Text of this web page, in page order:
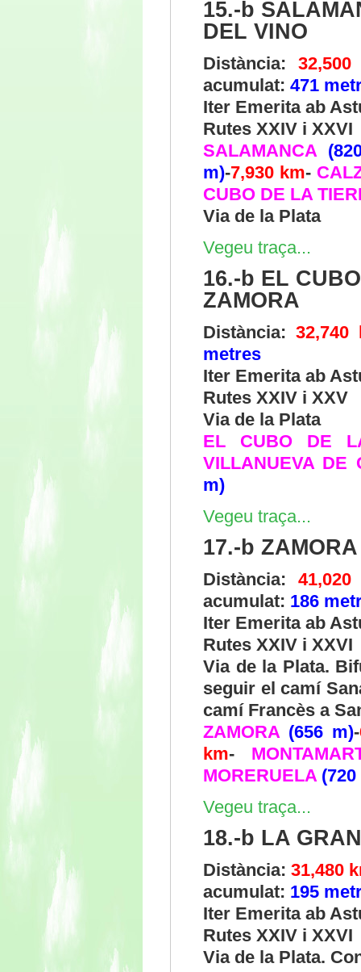
15.-b
DEL VINO
Distància:
acumulat: 471
Iter Emerita ab
Rutes XXIV i XXVI
SALAMANCA
m)-7,930 km-
CUBO DE LA
Via de la Plata
Vegeu traça...
16.-b EL
ZAMORA
Distància: 32,740
metres
Iter Emerita ab
Rutes XXIV i XXV
Via de la Plata
EL CUBO DE
VILLANUEVA DE
m)
Vegeu traça...
17.-b
Distància: 41,020
acumulat: 186
Iter Emerita ab
Rutes XXIV i XXVI
Via de la Plata.
seguir el camí
camí Francès a
ZAMORA (656 m)-
km-
MORERUELA
Vegeu traça...
18.-b LA
Distància: 31,480
acumulat: 195
Iter Emerita ab
Rutes XXIV i XXVI
Via de la Plata.